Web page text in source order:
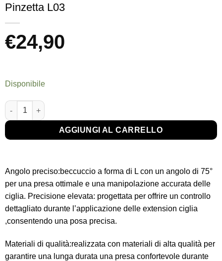
Pinzetta L03
€24,90
Disponibile
Pinzetta L03 quantità
AGGIUNGI AL CARRELLO
Angolo preciso:beccuccio a forma di L con un angolo di 75°
per una presa ottimale e una manipolazione accurata delle
ciglia. Precisione elevata: progettata per offrire un controllo
dettagliato durante l’applicazione delle extension ciglia
,consentendo una posa precisa.
Materiali di qualità:realizzata con materiali di alta qualità per
garantire una lunga durata una presa confortevole durante